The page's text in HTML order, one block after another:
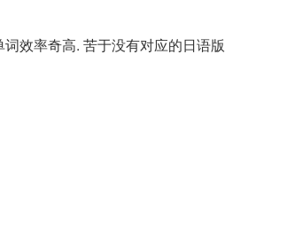
效率奇高. 苦于没有对应的日语版